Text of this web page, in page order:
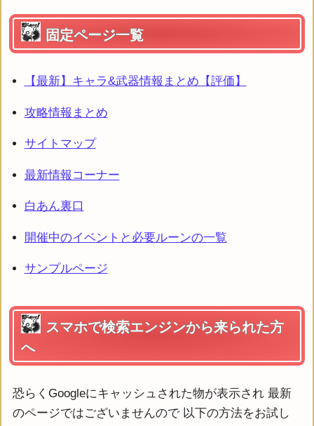
固定ページ一覧
【最新】キャラ&武器情報まとめ【評価】
攻略情報まとめ
サイトマップ
最新情報コーナー
白あん裏口
開催中のイベントと必要ルーンの一覧
サンプルページ
スマホで検索エンジンから来られた方
へ
恐らくGoogleにキャッシュされた物が表示され 最新
のページではございませんので 以下の方法をお試し